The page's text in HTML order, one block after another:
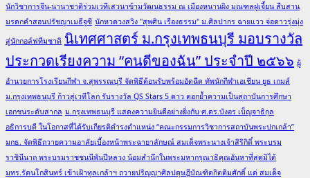
นักวิชาการจีน-นานาชาติร่วมเวทีเสวนาข้ามวัฒนธรรม ณ เมืองหนานผิง มณฑลฝูเจี้ยน สืบสาน
มรดกคำสอนปรัชญาเมธีจูซี นักหวดวงสวิง "สุพศิน เรืองธรรม" ม.ศิลปากร ฉายแวว จ่อดาวรุ่งมุ่ง
สู่นักกอล์ฟทีมชาติ นิเทศศาสตร์ ม.กรุงเทพธนบุรี มอบรางวัล
ประกวดเรียงความ “คนดีของฉัน” ประจำปี ๒๕๖๖ ผู้
อำนวยการโรงเรียนกีฬา จ.สุพรรณบุรี จัดพิธีต้อนรับพร้อมอัดฉีด ทัพนักกีฬาเอเชียน ยูธ เกมส์
ม.กรุงเทพธนบุรี ก้าวสู่เวทีโลก รับรางวัล QS Stars 5 ดาว ตอกย้ำความเป็นสถาบันการศึกษา
เอกชนระดับสากล ม.กรุงเทพธนบุรี แสดงความยินดีอย่างยิ่งกับ ศ.ดร.บังอร เบ็ญจาธิกุล
อธิการบดี ในโอกาสที่ได้รับเกียรติดำรงตำแหน่ง “คณะกรรมการวิชาการสถาบันพระปกเกล้า”
มกธ. จัดพิธีถวายความอาลัยเบื้องหน้าพระฉายาลักษณ์ สมเด็จพระนางเจ้าสิริกิติ์ พระบรม
ราชินีนาถ พระบรมราชชนนีพันปีหลวง น้อมสำนึกในพระมหากรุณาธิคุณอันหาที่สุดมิได้
มทร.รัตนโกสินทร์ เข้าเฝ้าทูลเกล้าฯ ถวายปริญญาศิลปดุษฎีบัณฑิตกิตติมศักดิ์ แด่ สมเด็จ